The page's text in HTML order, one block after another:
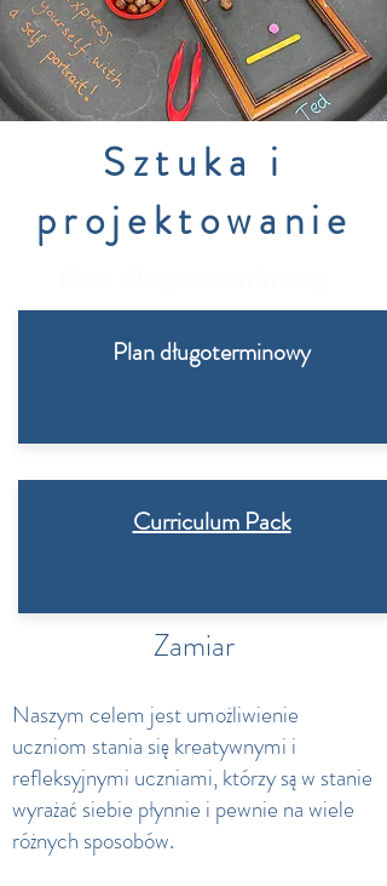
Sztuka i
projektowanie
Plan długoterminowy
Curriculum Pack
Zamiar
Naszym celem jest umożliwienie
uczniom stania się kreatywnymi i
refleksyjnymi uczniami, którzy są w stanie
wyrażać siebie płynnie i pewnie na wiele
różnych sposobów.